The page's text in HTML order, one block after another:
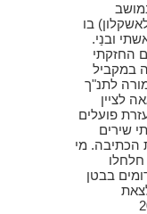
ב - 1951 במושב
בו
ובנַי.
החזקתי
במקביל
לתנ"ך
לציין
פועלים
שירים
הכתיבה. מי
בבטן